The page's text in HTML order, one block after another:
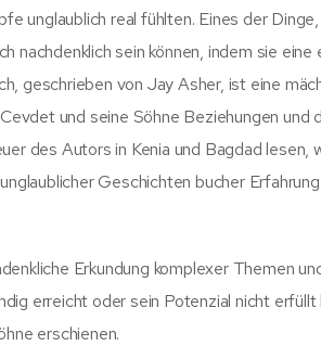
unglaublich real fühlten. Eines der
nachdenklich sein können, indem sie
geschrieben von Jay Asher, ist eine
und seine Söhne Beziehungen und
des Autors in Kenia und Bagdad lesen,
Geschichten bucher
Erkundung komplexer Themen
erreicht oder sein Potenzial nicht
erschienen.